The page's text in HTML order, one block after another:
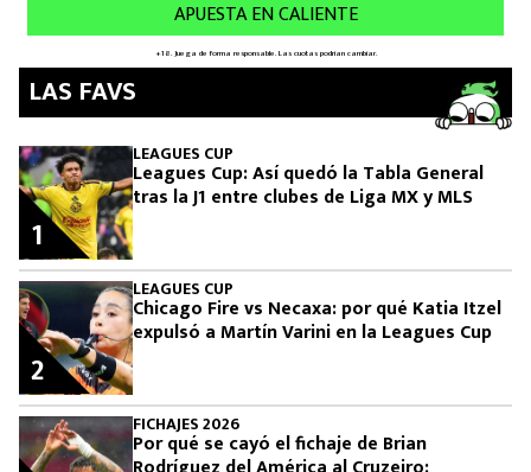
LAS FAVS
LEAGUES CUP
Leagues Cup: Así quedó la Tabla General
tras la J1 entre clubes de Liga MX y MLS
1
LEAGUES CUP
Chicago Fire vs Necaxa: por qué Katia Itzel
expulsó a Martín Varini en la Leagues Cup
2
FICHAJES 2026
Por qué se cayó el fichaje de Brian